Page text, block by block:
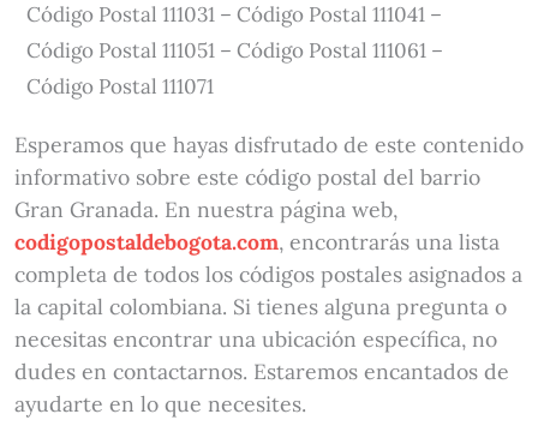
Código Postal 111031 – Código Postal 111041 –
Código Postal 111051 – Código Postal 111061 –
Código Postal 111071
Esperamos que hayas disfrutado de este contenido
informativo sobre este código postal del barrio
Gran Granada. En nuestra página web,
codigopostaldebogota.com, encontrarás una lista
completa de todos los códigos postales asignados a
la capital colombiana. Si tienes alguna pregunta o
necesitas encontrar una ubicación específica, no
dudes en contactarnos. Estaremos encantados de
ayudarte en lo que necesites.